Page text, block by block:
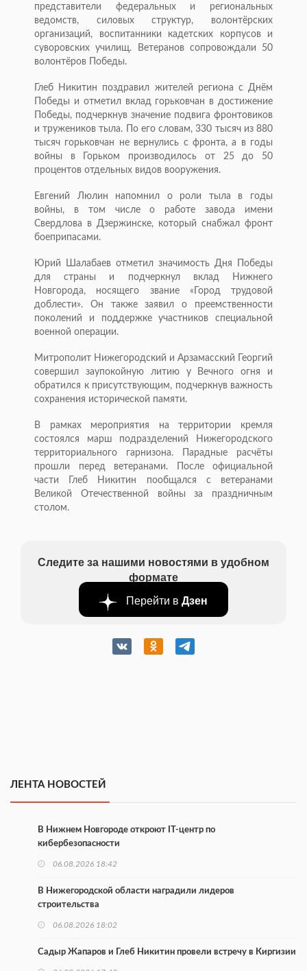
представители федеральных и региональных
ведомств, силовых структур, волонтёрских
организаций, воспитанники кадетских корпусов и
суворовских училищ. Ветеранов сопровождали 50
волонтёров Победы.
Глеб Никитин поздравил жителей региона с Днём
Победы и отметил вклад горьковчан в достижение
Победы, подчеркнув значение подвига фронтовиков
и тружеников тыла. По его словам, 330 тысяч из 880
тысяч горьковчан не вернулись с фронта, а в годы
войны в Горьком производилось от 25 до 50
процентов отдельных видов вооружения.
Евгений Люлин напомнил о роли тыла в годы
войны, в том числе о работе завода имени
Свердлова в Дзержинске, который снабжал фронт
боеприпасами.
Юрий Шалабаев отметил значимость Дня Победы
для страны и подчеркнул вклад Нижнего
Новгорода, носящего звание «Город трудовой
доблести». Он также заявил о преемственности
поколений и поддержке участников специальной
военной операции.
Митрополит Нижегородский и Арзамасский Георгий
совершил заупокойную литию у Вечного огня и
обратился к присутствующим, подчеркнув важность
сохранения исторической памяти.
В рамках мероприятия на территории кремля
состоялся марш подразделений Нижегородского
территориального гарнизона. Парадные расчёты
прошли перед ветеранами. После официальной
части Глеб Никитин пообщался с ветеранами
Великой Отечественной войны за праздничным
столом.
Следите за нашими новостями в удобном
формате
Перейти в Дзен
ЛЕНТА НОВОСТЕЙ
В Нижнем Новгороде откроют IT-центр по
кибербезопасности
06.08.2026 18:42
В Нижегородской области наградили лидеров
строительства
06.08.2026 18:02
Садыр Жапаров и Глеб Никитин провели встречу в Киргизии